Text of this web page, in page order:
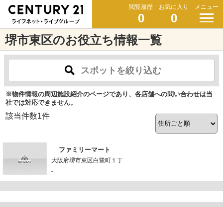
閲覧履歴
0
お気に入り
0
メニュー
堺市東区のお役立ち情報一覧
スポットを絞り込む
※物件情報の周辺施設紹介のページであり、各店舗への問い合わせは当
社では対応できません。
該当件数1件
ファミリーマート
大阪府堺市東区白鷺町１丁
-